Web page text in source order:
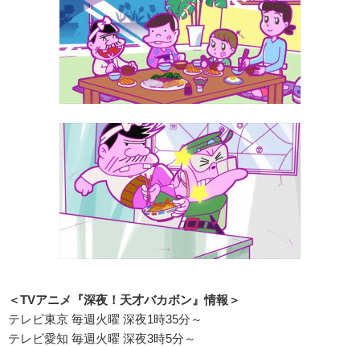
＜TVアニメ『深夜！天才バカボン』情報＞
テレビ東京 毎週火曜 深夜1時35分～
テレビ愛知 毎週火曜 深夜3時5分～